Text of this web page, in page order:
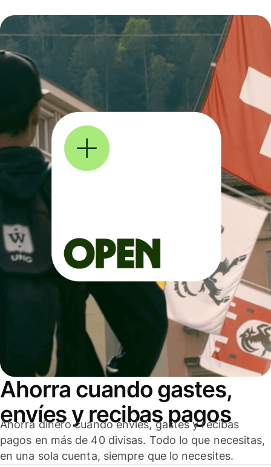
Ahorra cuando gastes,
envíes y recibas pagos
Ahorra dinero cuando envíes, gastes y recibas
pagos en más de 40 divisas. Todo lo que necesitas,
en una sola cuenta, siempre que lo necesites.